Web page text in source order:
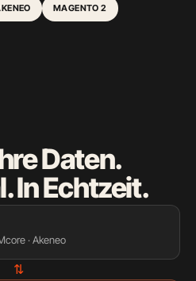
MAGENTO 2
Daten.
In Echtzeit.
· Akeneo
⇅